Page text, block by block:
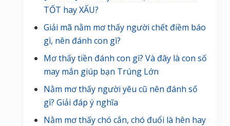
TỐT hay XẤU?
Giải mã nằm mơ thấy người chết điềm báo
gì, nên đánh con gì?
Mơ thấy tiền đánh con gì? Và đây là con số
may mắn giúp bạn Trúng Lớn
Nằm mơ thấy người yêu cũ nên đánh số
gì? Giải đáp ý nghĩa
Nằm mơ thấy chó cắn, chó đuổi là hên hay